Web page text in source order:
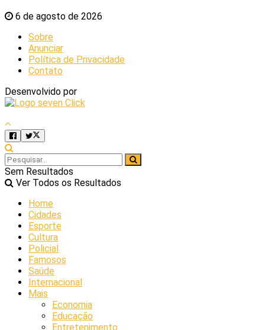
6 de agosto de 2026
Sobre
Anunciar
Política de Privacidade
Contato
Desenvolvido por
Sem Resultados
Ver Todos os Resultados
Home
Cidades
Esporte
Cultura
Policial
Famosos
Saúde
Internacional
Mais
Economia
Educação
Entretenimento